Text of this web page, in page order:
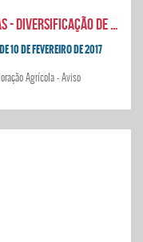
Anúncio de abertura de candidaturas - Diversificação de Atividades na Exploração Agrícola
10 DE FEVEREIRO DE 2017
Agrícola - Aviso